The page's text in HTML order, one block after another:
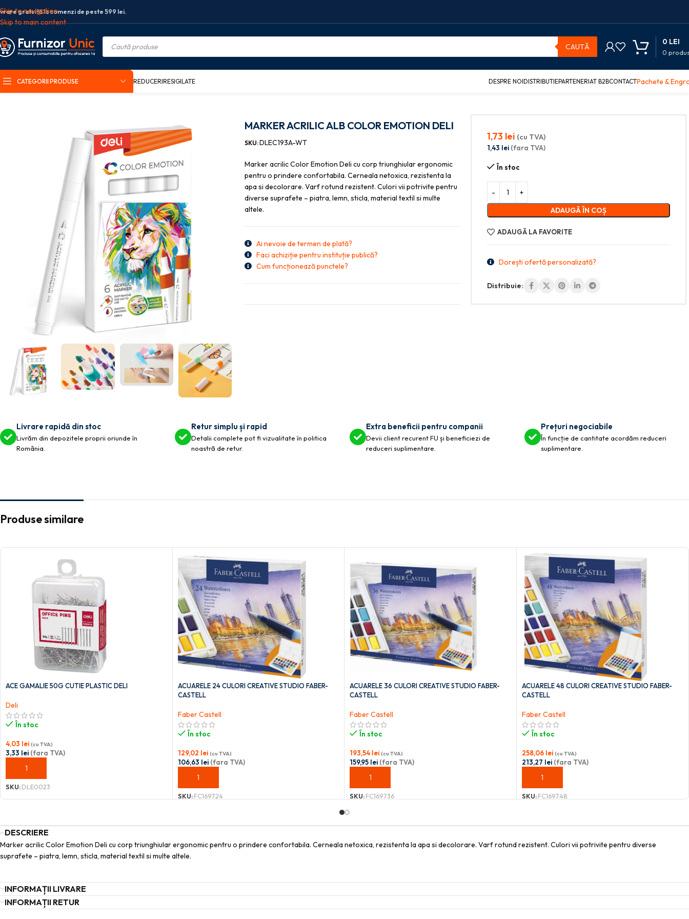
Skip to navigation
Skip to main content
gratuită la comenzi de peste 599 lei.
CAUTĂ
0
0 LEI
CATEGORII PRODUSE REDUCERIRESIGILATE DESPRE NOIDISTRIBUTIEPARTENERIAT B2BCONTACTPachete &
MARKER ACRILIC ALB COLOR EMOTION DELI
SKU:DLEC193A-WT
Marker acrilic Color Emotion Deli cu corp triunghiular ergonomic
pentru o prindere confortabila. Cerneala netoxica, rezistenta la
apa si decolorare. Varf rotund rezistent. Culori vii potrivite pentru
diverse suprafete – piatra, lemn, sticla, material textil si multe
altele.
Ai nevoie de termen de plată?
Faci achiziție pentru instituție publică?
Cum funcționează punctele?
1,73 lei (cu TVA)
1,43 lei (fara TVA)
În stoc
ADAUGĂ ÎN COȘ
ADAUGĂ LA FAVORITE
Dorești ofertă personalizată?
Distribuie:
Livrare rapidă din stoc
Livrăm din depozitele proprii oriunde în
România.
Retur simplu și rapid
Detalii complete pot fi vizualitate în politica
noastră de retur.
Extra beneficii pentru companii
Devii client recurent FU și beneficiezi de
reduceri suplimentare.
Prețuri negociabile
În funcție de cantitate acordăm reduceri
suplimentare.
Produse similare
ACE GAMALIE 50G CUTIE PLASTIC DELI
Deli
În stoc
4,03 lei (cu TVA)
3,33 lei (fara TVA)
ADAUGĂ ÎN COȘ
SKU:DLE0023
ACUARELE 24 CULORI CREATIVE STUDIO FABER-
CASTELL
Faber Castell
În stoc
129,02 lei (cu TVA)
106,63 lei(fara TVA)
ADAUGĂ ÎN COȘ
SKU:FC169724
ACUARELE 36 CULORI CREATIVE STUDIO FABER-
CASTELL
Faber Castell
În stoc
193,54 lei (cu TVA)
159,95 lei (fara TVA)
ADAUGĂ ÎN COȘ
SKU:FC169736
ACUARELE 48 CULORI CREATIVE STUDIO FABER-
CASTELL
Faber Castell
În stoc
258,06 lei (cu TVA)
213,27 lei(fara TVA)
ADAUGĂ ÎN COȘ
SKU:FC169748
DESCRIERE
Marker acrilic Color Emotion Deli cu corp triunghiular ergonomic pentru o prindere confortabila. Cerneala netoxica, rezistenta la apa si decolorare. Varf rotund rezistent. Culori vii potrivite pentru diverse
suprafete – piatra, lemn, sticla, material textil si multe altele.
INFORMAȚII LIVRARE
INFORMAȚII RETUR